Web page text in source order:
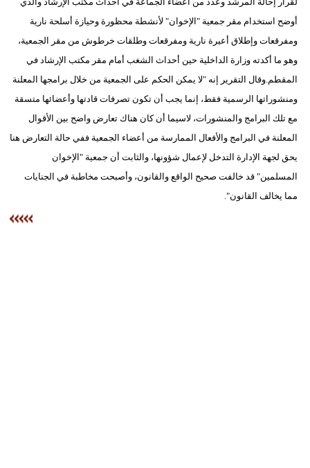
أوضح استخدام مقر جمعية "الإخوان" لأنشطة محظورة وحيازة أسلحة نارية
ومفرقعات وإطلاق أعيرة نارية ومفرقعات وطلقات خرطوش من مقر الجمعية،
وهو ما أكدته وزارة الداخلية حين أحداث الشغب أمام مقر مكتب الإرشاد في
المقطم.وقال التقرير إنه "لا يمكن الحكم على الجمعية من خلال برامجها المعلنة
ومنشوراتها الرسمية فقط، إنما يجب أن تكون تصرفات قادتها وأعضائها متسقة
مع تلك البرامج والمنشورات، لاسيما أن كان هناك تعارض واضح بين الأقوال
المعلنة في البرامج والأفعال الممارسة من أعضاء الجمعية ففي حالة التعارض هنا
يحق لجهة الإدارة التدخل لإعمال شؤونها، والثابت أن جمعية "الإخوان
المسلمين" قد خالفت صحيح الواقع والقانون، وأصبحت مخاطبة في الجنايات
مما يخالف القانون".